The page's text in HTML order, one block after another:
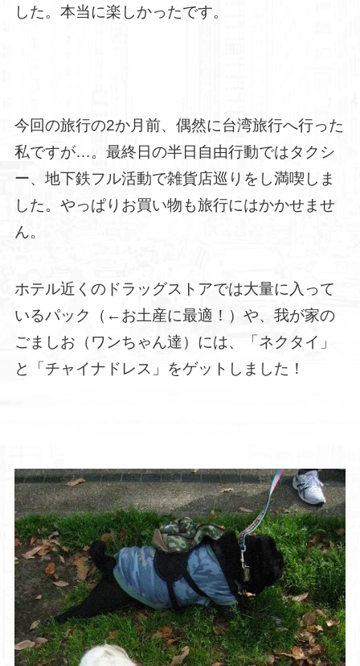
した。本当に楽しかったです。
今回の旅行の2か月前、偶然に台湾旅行へ行った
私ですが…。最終日の半日自由行動ではタクシ
ー、地下鉄フル活動で雑貨店巡りをし満喫しま
した。やっぱりお買い物も旅行にはかかせませ
ん。
ホテル近くのドラッグストアでは大量に入って
いるパック（←お土産に最適！）や、我が家の
ごましお（ワンちゃん達）には、「ネクタイ」
と「チャイナドレス」をゲットしました！